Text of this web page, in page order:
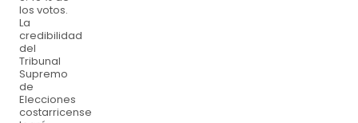
los votos.
La
credibilidad
del
Tribunal
Supremo
de
Elecciones
costarricense